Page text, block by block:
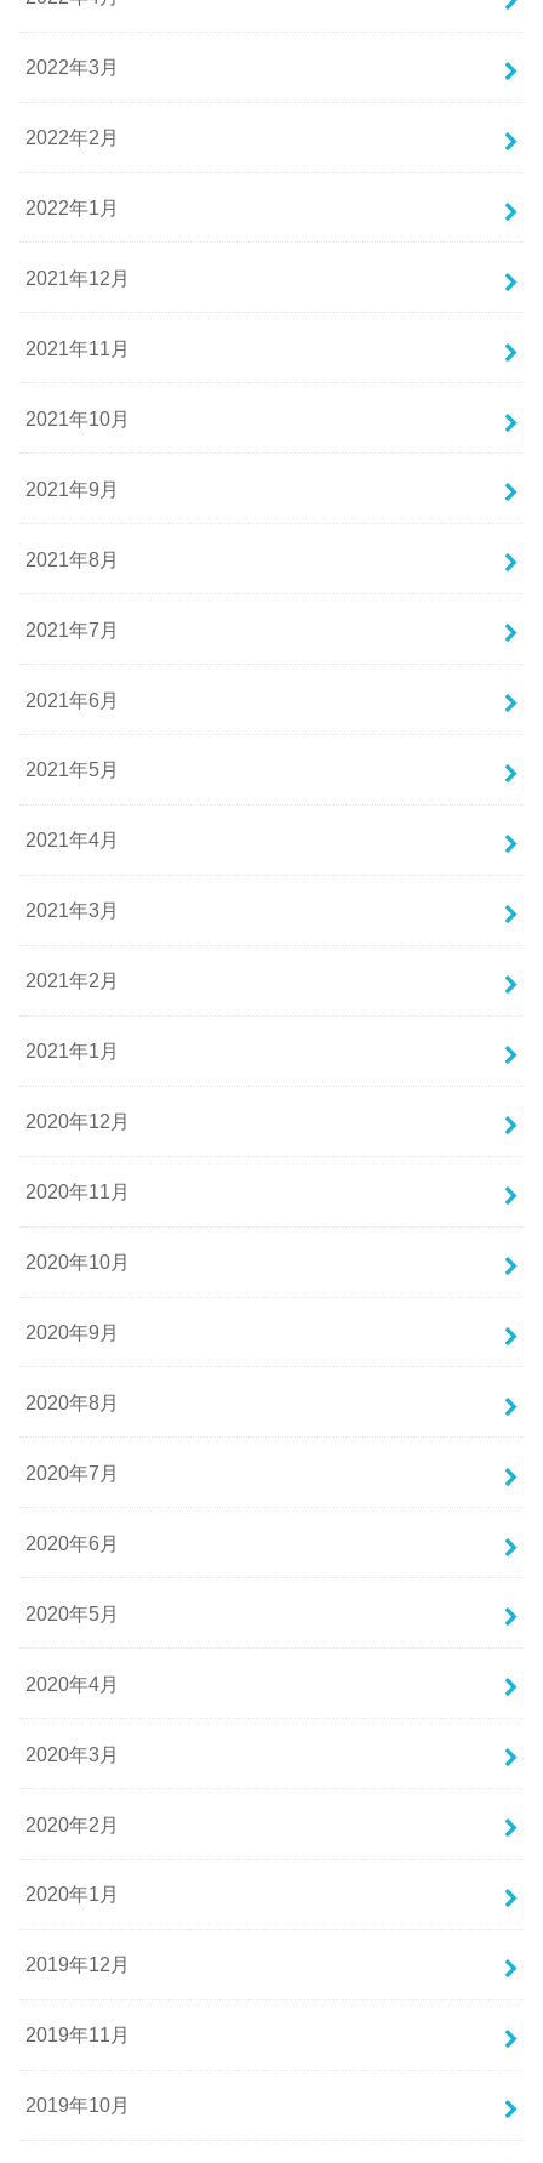
2022年3月
2022年2月
2022年1月
2021年12月
2021年11月
2021年10月
2021年9月
2021年8月
2021年7月
2021年6月
2021年5月
2021年4月
2021年3月
2021年2月
2021年1月
2020年12月
2020年11月
2020年10月
2020年9月
2020年8月
2020年7月
2020年6月
2020年5月
2020年4月
2020年3月
2020年2月
2020年1月
2019年12月
2019年11月
2019年10月